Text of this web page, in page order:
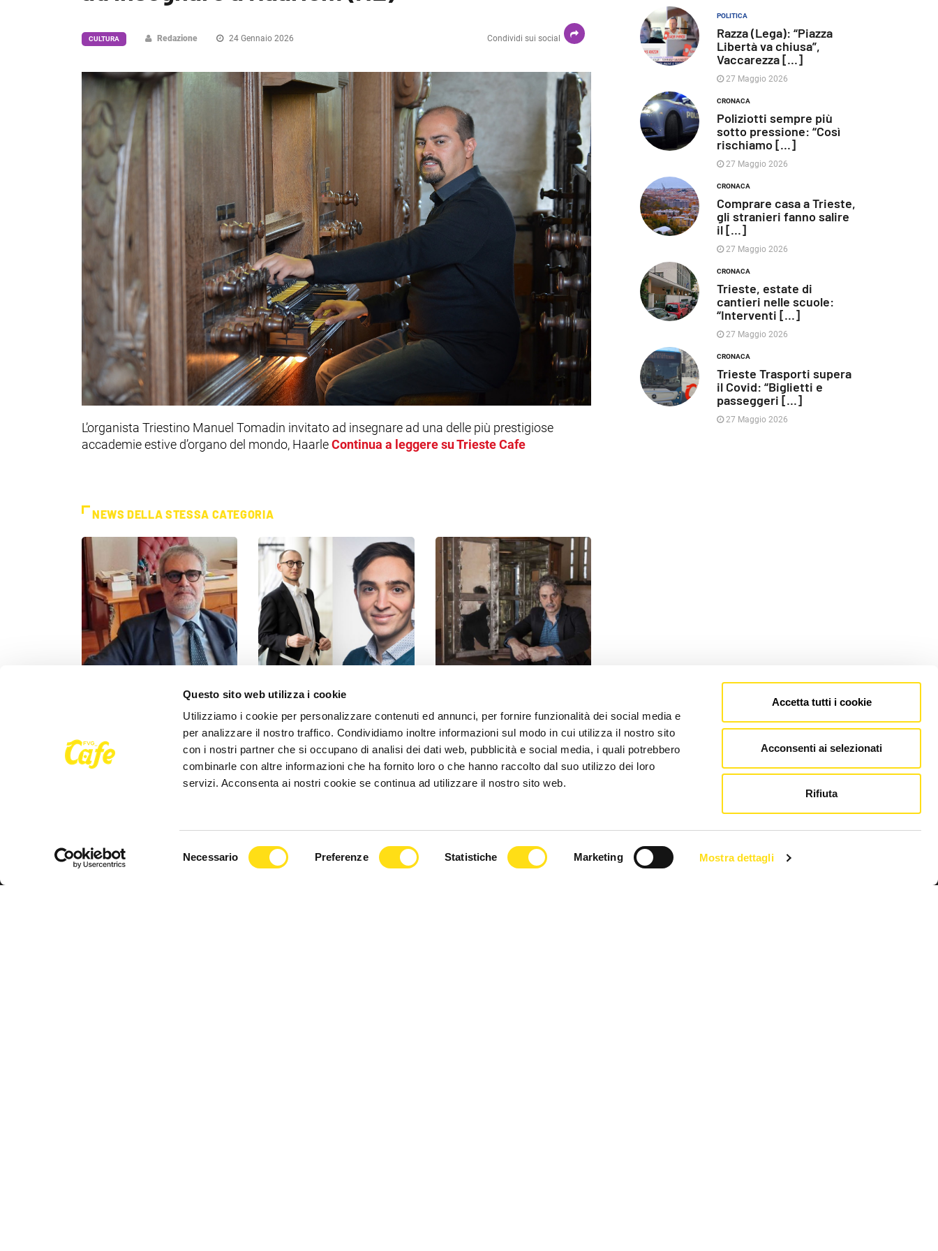
Questo sito web utilizza i cookie
Utilizziamo i cookie per personalizzare contenuti ed annunci, per fornire funzionalità dei social media e
per analizzare il nostro traffico. Condividiamo inoltre informazioni sul modo in cui utilizza il nostro sito
con i nostri partner che si occupano di analisi dei dati web, pubblicità e social media, i quali potrebbero
combinarle con altre informazioni che ha fornito loro o che hanno raccolto dal suo utilizzo dei loro
servizi. Acconsenta ai nostri cookie se continua ad utilizzare il nostro sito web.
Necessario Preferenze Statistiche Marketing Mostra dettagli
Accetta tutti i cookie
Acconsenti ai selezionati
Rifiuta
Condividi sui social
CULTURA Redazione 24 Gennaio 2026
L’organista Triestino Manuel Tomadin invitato ad insegnare ad una delle più prestigiose
accademie estive d’organo del mondo, HaarleContinua a leggere su Trieste Cafe
NEWS DELLA STESSA CATEGORIA
Il 28 maggio presentazione
nuovo libro di Renato Romano
25 Maggio 2026
Concorso Schiller, Premio de
Banfield 2026: premio
speciale a un giovane [...]
22 Maggio 2026
Domani nel Roseto del Parco
San Giovanni il terzo
appuntamento della rassegna
[...]
21 Maggio 2026
POLITICA
Razza (Lega): “Piazza
Libertà va chiusa”,
Vaccarezza [...]
27 Maggio 2026
CRONACA
Poliziotti sempre più
sotto pressione: “Così
rischiamo [...]
27 Maggio 2026
CRONACA
Comprare casa a Trieste,
gli stranieri fanno salire
il [...]
27 Maggio 2026
CRONACA
Trieste, estate di
cantieri nelle scuole:
“Interventi [...]
27 Maggio 2026
CRONACA
Trieste Trasporti supera
il Covid: “Biglietti e
passeggeri [...]
27 Maggio 2026